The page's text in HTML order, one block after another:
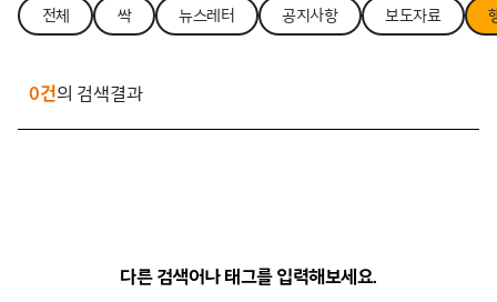
전체 싹 뉴스레터 공지사항 보도자료
0건의 검색결과
다른 검색어나 태그를 입력해보세요.